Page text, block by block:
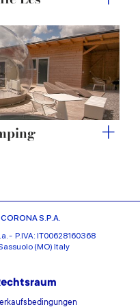
S.P.A.
- P.IVA: IT00628160368
(MO) Italy